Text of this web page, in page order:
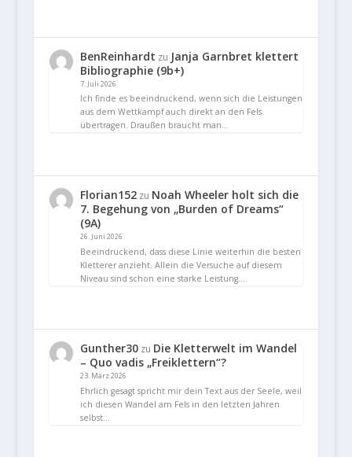
BenReinhardt zu Janja Garnbret klettert
Bibliographie (9b+)
7. Juli 2026
Ich finde es beeindruckend, wenn sich die Leistungen
aus dem Wettkampf auch direkt an den Fels
übertragen. Draußen braucht man…
Florian152zu Noah Wheeler holt sich die
7. Begehung von „Burden of Dreams“
(9A)
26. Juni 2026
Beeindruckend, dass diese Linie weiterhin die besten
Kletterer anzieht. Allein die Versuche auf diesem
Niveau sind schon eine starke Leistung.…
Gunther30zu Die Kletterwelt im Wandel
– Quo vadis „Freiklettern“?
23. März 2026
Ehrlich gesagt spricht mir dein Text aus der Seele, weil
ich diesen Wandel am Fels in den letzten Jahren
selbst…